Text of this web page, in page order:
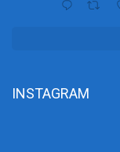
INSTAGRAM